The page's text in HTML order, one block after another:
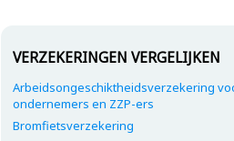
VERZEKERINGEN VERGELIJKEN
Arbeidsongeschiktheidsverzekering
ondernemers en ZZP-ers
Bromfietsverzekering